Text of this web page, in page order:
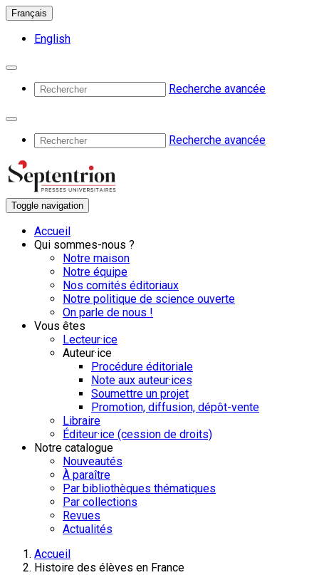
Français
English
Recherche avancée
Recherche avancée
Toggle navigation
Accueil
Qui sommes-nous ?
Notre maison
Notre équipe
Nos comités éditoriaux
Notre politique de science ouverte
On parle de nous !
Vous êtes
Lecteur·ice
Auteur·ice
Procédure éditoriale
Note aux auteur·ices
Soumettre un projet
Promotion, diffusion, dépôt-vente
Libraire
Éditeur·ice (cession de droits)
Notre catalogue
Nouveautés
À paraître
Par bibliothèques thématiques
Par collections
Revues
Actualités
Accueil
Histoire des élèves en France